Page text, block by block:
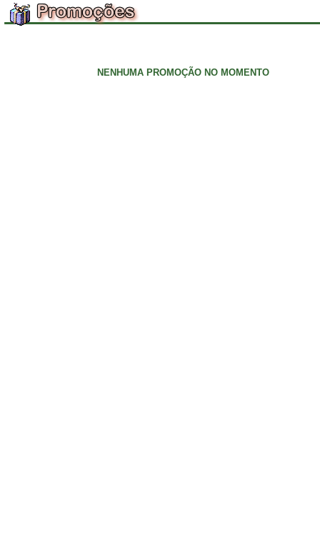
NENHUMA PROMOÇÃO NO MOMENTO